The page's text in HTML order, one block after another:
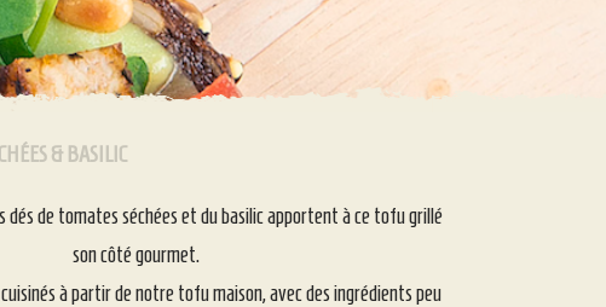
& BASILIC
dés de tomates séchées et du basilic apportent à ce tofu grillé
son côté gourmet.
à partir de notre tofu maison, avec des ingrédients peu